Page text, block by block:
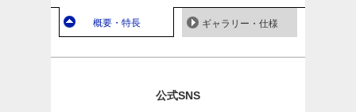
概要・特長 ギャラリー・仕様
公式SNS